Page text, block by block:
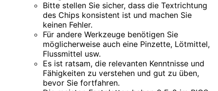
Bitte stellen Sie sicher, dass die Textrichtung
des Chips konsistent ist und machen Sie
keinen Fehler.
Für andere Werkzeuge benötigen Sie
möglicherweise auch eine Pinzette, Lötmittel,
Flussmittel usw.
Es ist ratsam, die relevanten Kenntnisse und
Fähigkeiten zu verstehen und gut zu üben,
bevor Sie fortfahren.